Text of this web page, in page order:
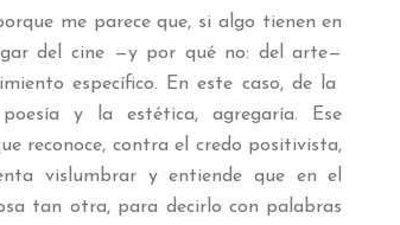
me parece que, si algo tienen en
del cine —y por qué no: del arte—
específico. En este caso, de la
y la estética, agregaría. Ese
reconoce, contra el credo positivista,
vislumbrar y entiende que en el
tan otra, para decirlo con palabras